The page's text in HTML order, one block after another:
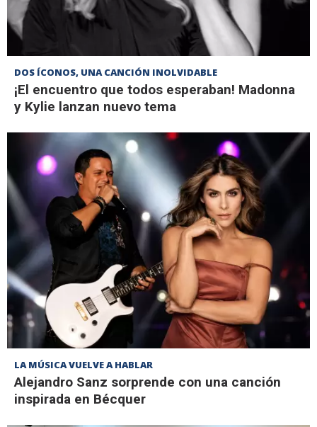
DOS ÍCONOS, UNA CANCIÓN INOLVIDABLE
¡El encuentro que todos esperaban! Madonna
y Kylie lanzan nuevo tema
LA MÚSICA VUELVE A HABLAR
Alejandro Sanz sorprende con una canción
inspirada en Bécquer